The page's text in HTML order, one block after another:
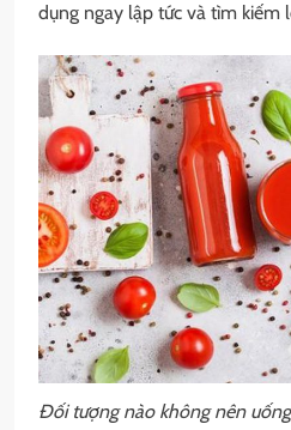
dụng ngay lập tức và tìm kiếm
Đối tượng nào không nên